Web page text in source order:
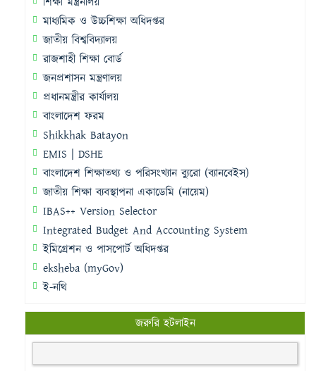
মাধ্যমিক ও উচ্চশিক্ষা অধিদপ্তর
জাতীয় বিশ্ববিদ্যালয়
রাজশাহী শিক্ষা বোর্ড
জনপ্রশাসন মন্ত্রণালয়
প্রধানমন্ত্রীর কার্যালয়
বাংলাদেশ ফরম
Shikkhak Batayon
EMIS | DSHE
বাংলাদেশ শিক্ষাতথ্য ও পরিসংখ্যান ব্যুরো (ব্যানবেইস)
জাতীয় শিক্ষা ব্যবস্থাপনা একাডেমি (নায়েম)
IBAS++ Version Selector
Integrated Budget And Accounting System
ইমিগ্রেশন ও পাসপোর্ট অধিদপ্তর
eksheba (myGov)
ই-নথি
জরুরি হটলাইন